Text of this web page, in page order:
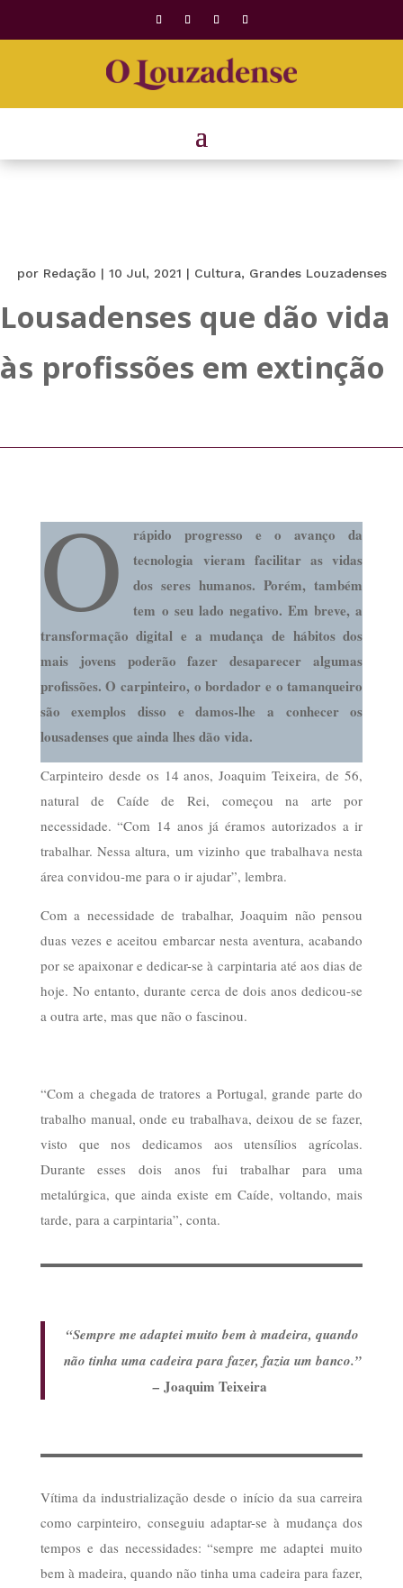
por Redação | 10 Jul, 2021 | Cultura, Grandes Louzadenses
Lousadenses que dão vida
às profissões em extinção
O rápido progresso e o avanço da
tecnologia vieram facilitar as vidas
dos seres humanos. Porém, também
tem o seu lado negativo. Em breve, a
transformação digital e a mudança de hábitos dos
mais jovens poderão fazer desaparecer algumas
profissões. O carpinteiro, o bordador e o tamanqueiro
são exemplos disso e damos-lhe a conhecer os
lousadenses que ainda lhes dão vida.
Carpinteiro desde os 14 anos, Joaquim Teixeira, de 56,
natural de Caíde de Rei, começou na arte por
necessidade. “Com 14 anos já éramos autorizados a ir
trabalhar. Nessa altura, um vizinho que trabalhava nesta
área convidou-me para o ir ajudar”, lembra.
Com a necessidade de trabalhar, Joaquim não pensou
duas vezes e aceitou embarcar nesta aventura, acabando
por se apaixonar e dedicar-se à carpintaria até aos dias de
hoje. No entanto, durante cerca de dois anos dedicou-se
a outra arte, mas que não o fascinou.
“Com a chegada de tratores a Portugal, grande parte do
trabalho manual, onde eu trabalhava, deixou de se fazer,
visto que nos dedicamos aos utensílios agrícolas.
Durante esses dois anos fui trabalhar para uma
metalúrgica, que ainda existe em Caíde, voltando, mais
tarde, para a carpintaria”, conta.
“Sempre me adaptei muito bem à madeira, quando
não tinha uma cadeira para fazer, fazia um banco.”
–Joaquim Teixeira
Vítima da industrialização desde o início da sua carreira
como carpinteiro, conseguiu adaptar-se à mudança dos
tempos e das necessidades: “sempre me adaptei muito
bem à madeira, quando não tinha uma cadeira para fazer,